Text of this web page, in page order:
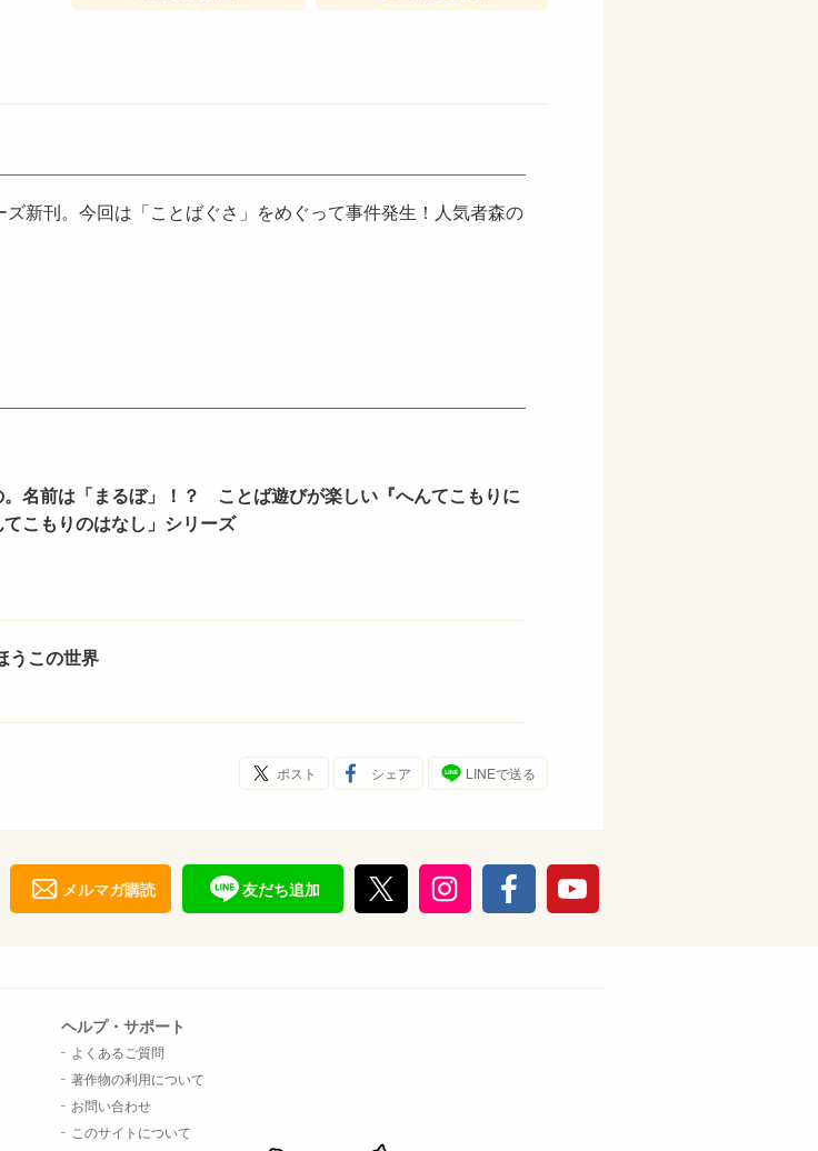
新刊。今回は「ことばぐさ」をめぐって事件発生！人気者森の
名前は「まるぼ」！？ ことば遊びが楽しい『へんてこもりに
こもりのはなし」シリーズ
うこの世界
ポスト シェア LINEで送る
メルマガ購読 友だち追加
ヘルプ・サポート
よくあるご質問
著作物の利用について
お問い合わせ
このサイトについて